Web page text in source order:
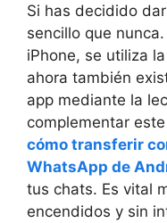
Si has decidido
sencillo que
iPhone, se utiliza
ahora también
app mediante la
complementar
cómo transferir
WhatsApp de
tus chats. Es vital
encendidos y sin